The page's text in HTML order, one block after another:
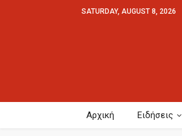
SATURDAY, AUGUST 8, 2026
Αρχική Ειδήσεις